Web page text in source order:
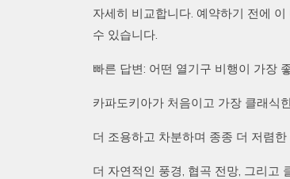
자세히 비교합니다. 예약하기 전에
수 있습니다.
빠른 답변: 어떤 열기구 비행이 가장
카파도키아가 처음이고 가장 클래식
더 조용하고 차분하며 종종 더 저렴
더 자연적인 풍경, 협곡 전망, 그리고